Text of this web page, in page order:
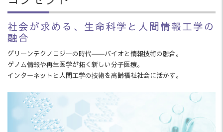
社会が求める、生命科学と人間情報工学の
融合
グリーンテクノロジーの時代――バイオと情報技術の融合。
ゲノム情報や再生医学が拓く新しい分子医療。
インターネットと人間工学の技術を高齢福祉社会に活かす。